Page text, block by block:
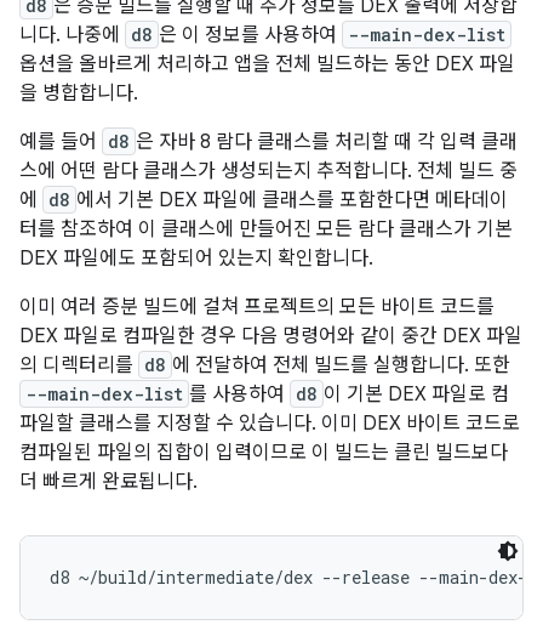
d8 은 증분 빌드를 실행할 때 추가 정보를 DEX 출력에 저장합
니다. 나중에
d8 은 이 정보를 사용하여 --main-dex-list
옵션을 올바르게 처리하고 앱을 전체 빌드하는 동안 DEX 파일
을 병합합니다.
예를 들어
d8 은 자바 8 람다 클래스를 처리할 때 각 입력 클래
스에 어떤 람다 클래스가 생성되는지 추적합니다. 전체 빌드 중
에
d8 에서 기본 DEX 파일에 클래스를 포함한다면 메타데이
터를 참조하여 이 클래스에 만들어진 모든 람다 클래스가 기본
DEX 파일에도 포함되어 있는지 확인합니다.
이미 여러 증분 빌드에 걸쳐 프로젝트의 모든 바이트 코드를
DEX 파일로 컴파일한 경우 다음 명령어와 같이 중간 DEX 파일
의 디렉터리를 d8 에 전달하여 전체 빌드를 실행합니다. 또한
--main-dex-list 를 사용하여 d8 이 기본 DEX 파일로 컴
파일할 클래스를 지정할 수 있습니다. 이미 DEX 바이트 코드로
컴파일된 파일의 집합이 입력이므로 이 빌드는 클린 빌드보다
더 빠르게 완료됩니다.